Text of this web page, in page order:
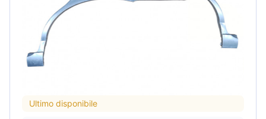
Ultimo disponibile